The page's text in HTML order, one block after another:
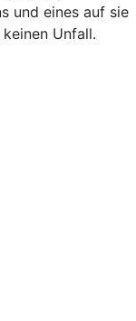
und eines auf sie
Unfall.